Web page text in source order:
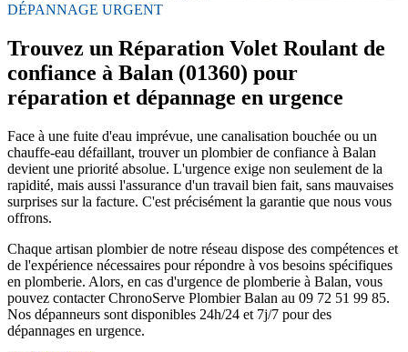
DÉPANNAGE URGENT
Trouvez un Réparation Volet Roulant de
confiance à Balan (01360) pour
réparation et dépannage en urgence
Face à une fuite d'eau imprévue, une canalisation bouchée ou un
chauffe-eau défaillant, trouver un plombier de confiance à Balan
devient une priorité absolue. L'urgence exige non seulement de la
rapidité, mais aussi l'assurance d'un travail bien fait, sans mauvaises
surprises sur la facture. C'est précisément la garantie que nous vous
offrons.
Chaque artisan plombier de notre réseau dispose des compétences et
de l'expérience nécessaires pour répondre à vos besoins spécifiques
en plomberie. Alors, en cas d'urgence de plomberie à Balan, vous
pouvez contacter ChronoServe Plombier Balan au 09 72 51 99 85.
Nos dépanneurs sont disponibles 24h/24 et 7j/7 pour des
dépannages en urgence.